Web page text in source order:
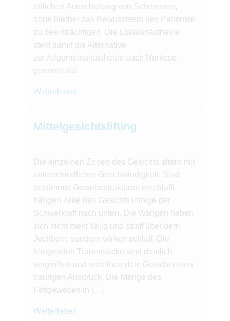
örtlichen Ausschaltung von Schmerzen,
ohne hierbei das Bewusstsein des Patienten
zu beeinträchtigen. Die Lokalanästhesie
stellt damit die Alternative
zur Allgemeinanästhesie auch Narkose
genannt dar.
Weiterlesen
Mittelgesichtslifting
Die einzelnen Zonen des Gesichts altern mit
unterschiedlicher Geschwindigkeit. Sind
bestimmte Gewebestrukturen erschlafft,
hängen Teile des Gesichts infolge der
Schwerkraft nach unten. Die Wangen heben
sich nicht mehr füllig und straff über dem
Jochbein, sondern wirken schlaff. Die
hängenden Tränensäcke sind deutlich
vergrößert und verleihen dem Gesicht einen
traurigen Ausdruck. Die Menge des
Fettgewebes in […]
Weiterlesen